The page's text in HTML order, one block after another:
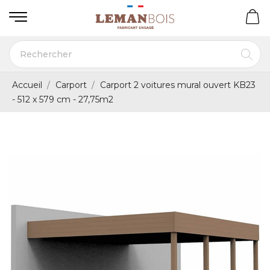
Accueil Carport
Carport 2 voitures mural ouvert KB23
- 512 x 579 cm - 27,75m2